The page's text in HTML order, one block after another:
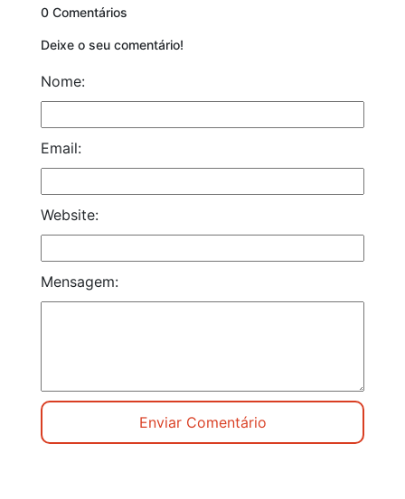
0 Comentários
Deixe o seu comentário!
Nome:
Email:
Website:
Mensagem: